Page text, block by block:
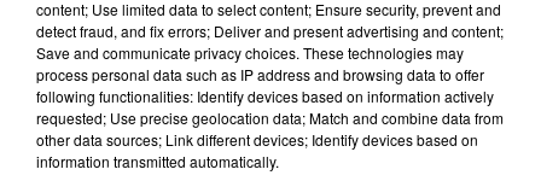
Infos Voir plus
15h30
Un homme décède après une
noyade dans le Finistère
content; Use limited data to select content; Ensure security, prevent and
detect fraud, and fix errors; Deliver and present advertising and content;
Save and communicate privacy choices. These technologies may
process personal data such as IP address and browsing data to offer
following functionalities: Identify devices based on information actively
requested; Use precise geolocation data; Match and combine data from
other data sources; Link different devices; Identify devices based on
information transmitted automatically.